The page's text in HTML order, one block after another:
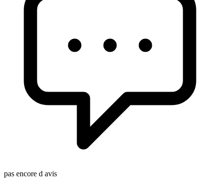
pas encore d avis